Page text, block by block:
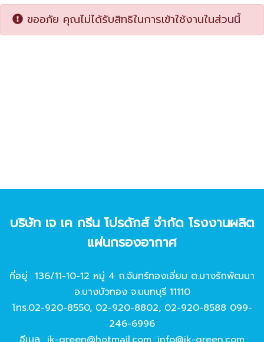
ขออภัย คุณไม่ได้รับสิทธิในการเข้าใช้งานในส่วนนี้
บริษัท เจ เค กรีน โปรดักส์ จํากัด โรงงานผลิต
แผ่นกรองอากาศ
ที่อยู่ 136/11-10-12 หมู่ 4 ถ.จันทร์ทองเอี่ยม ต.บางรักพัฒนา
อ.บางบัวทอง จ.นนทบุรี 11110
โทร.02-920-8550, 02-920-8802, 02-920-8588 099-
246-6996